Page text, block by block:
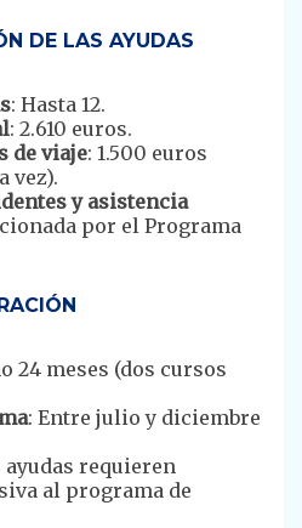
DE LAS AYUDAS
: Hasta 12.
: 2.610 euros.
de viaje: 1.500 euros
vez).
y asistencia
por el Programa
24 meses (dos cursos
: Entre julio y diciembre
ayudas requieren
al programa de